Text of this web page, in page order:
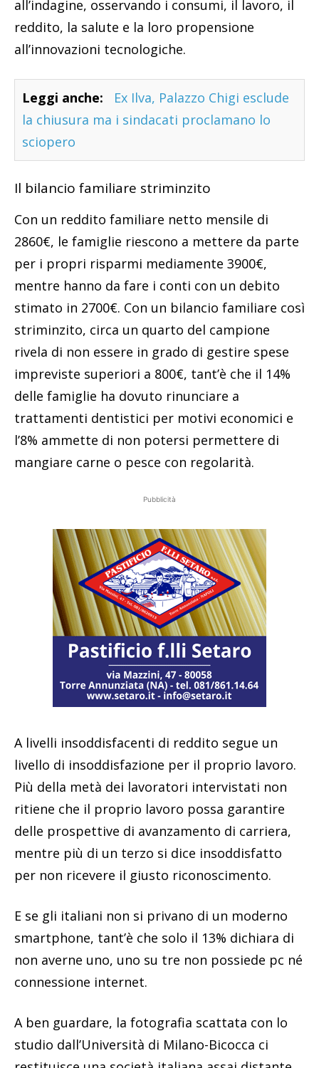
all’indagine, osservando i consumi, il lavoro, il
reddito, la salute e la loro propensione
all’innovazioni tecnologiche.
Leggi anche:
Ex Ilva, Palazzo Chigi esclude
la chiusura ma i sindacati proclamano lo
sciopero
Il bilancio familiare striminzito
Con un reddito familiare netto mensile di
2860€, le famiglie riescono a mettere da parte
per i propri risparmi mediamente 3900€,
mentre hanno da fare i conti con un debito
stimato in 2700€. Con un bilancio familiare così
striminzito, circa un quarto del campione
rivela di non essere in grado di gestire spese
impreviste superiori a 800€, tant’è che il 14%
delle famiglie ha dovuto rinunciare a
trattamenti dentistici per motivi economici e
l’8% ammette di non potersi permettere di
mangiare carne o pesce con regolarità.
Pubblicità
A livelli insoddisfacenti di reddito segue un
livello di insoddisfazione per il proprio lavoro.
Più della metà dei lavoratori intervistati non
ritiene che il proprio lavoro possa garantire
delle prospettive di avanzamento di carriera,
mentre più di un terzo si dice insoddisfatto
per non ricevere il giusto riconoscimento.
E se gli italiani non si privano di un moderno
smartphone, tant’è che solo il 13% dichiara di
non averne uno, uno su tre non possiede pc né
connessione internet.
A ben guardare, la fotografia scattata con lo
studio dall’Università di Milano-Bicocca ci